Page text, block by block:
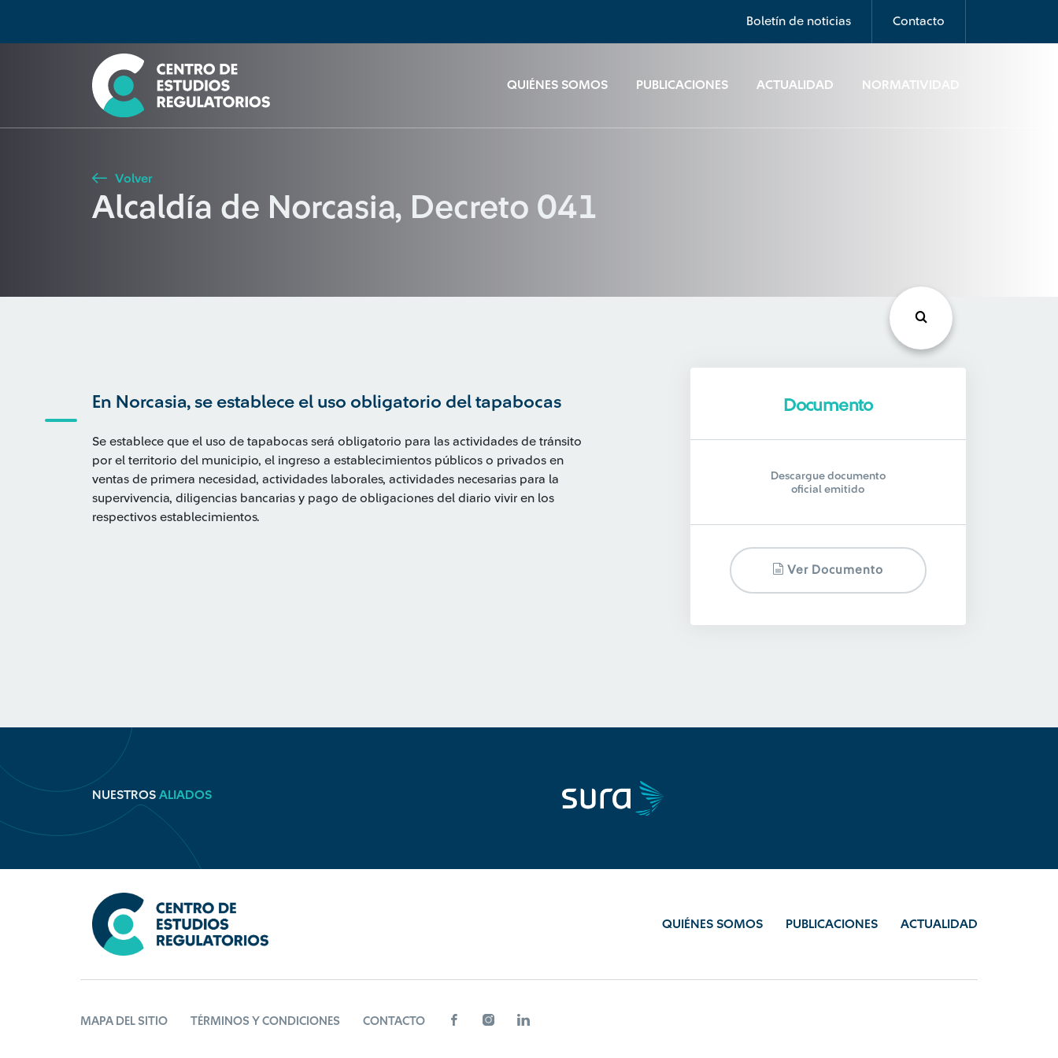
Boletín de noticias Contacto
QUIÉNES SOMOS PUBLICACIONES ACTUALIDAD NORMATIVIDAD
Seleccione país
Buscar
Volver
Alcaldía de Norcasia, Decreto 041
En Norcasia, se establece el uso obligatorio del tapabocas
Se establece que el uso de tapabocas será obligatorio para las actividades de tránsito
por el territorio del municipio, el ingreso a establecimientos públicos o privados en
ventas de primera necesidad, actividades laborales, actividades necesarias para la
supervivencia, diligencias bancarias y pago de obligaciones del diario vivir en los
respectivos establecimientos.
Documento
Descargue documento
oficial emitido
Ver Documento
NUESTROS ALIADOS
QUIÉNES SOMOS PUBLICACIONES ACTUALIDAD
MAPA DEL SITIO TÉRMINOS Y CONDICIONES CONTACTO